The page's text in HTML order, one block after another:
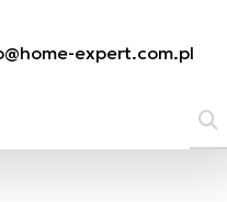
expert.com.pl